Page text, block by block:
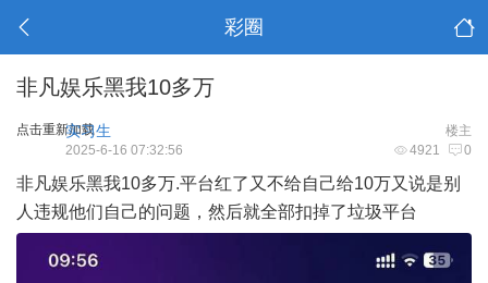
彩圈
非凡娱乐黑我10多万
点击重新加载 楼主
实习生
4921 0
2025-6-16 07:32:56
非凡娱乐黑我10多万.平台红了又不给自己给10万又说是别
人违规他们自己的问题，然后就全部扣掉了垃圾平台